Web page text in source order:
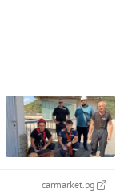
carmarket.bg